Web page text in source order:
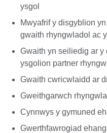
ysgol
Mwyafrif y disgyblion
gwaith rhyngwladol ac
Gwaith yn seiliedig ar y
ysgolion partner
Gwaith cwricwlaidd ar
Gweithgarwch
Cynnwys y gymuned
Gwerthfawrogiad